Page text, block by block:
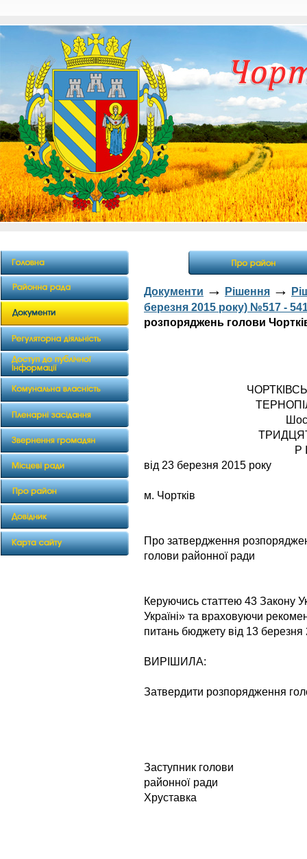
Документи → Рішення →
березня 2015 року) №517 -
розпоряджень голови
Р
від 23 березня 2015 року
м. Чортків
Про затвердження
голови районної ради
Керуючись статтею 43 Закону
Україні» та враховуючи
питань бюджету від 13
ВИРІШИЛА:
Затвердити розпорядження
Заступник голови
Хруставка